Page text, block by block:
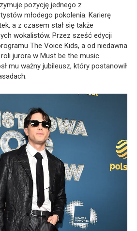
pozycję jednego z
młodego pokolenia. Karierę
a z czasem stał się także
wokalistów. Przez sześć edycji
The Voice Kids, a od niedawna
jurora w Must be the music.
mu ważny jubileusz, który postanowił